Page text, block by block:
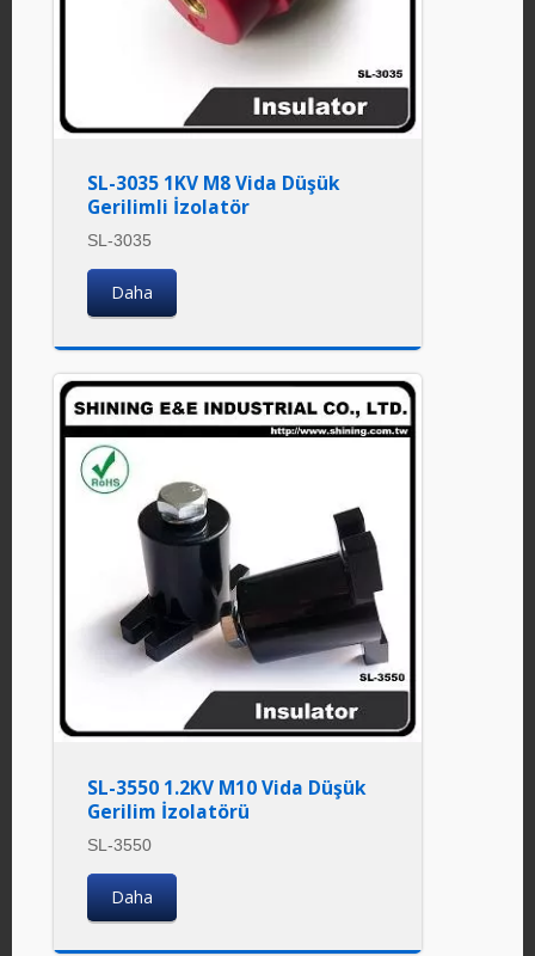
SL-3035 1KV M8 Vida Düşük
Gerilimli İzolatör
SL-3035
Daha
SL-3550 1.2KV M10 Vida Düşük
Gerilim İzolatörü
SL-3550
Daha